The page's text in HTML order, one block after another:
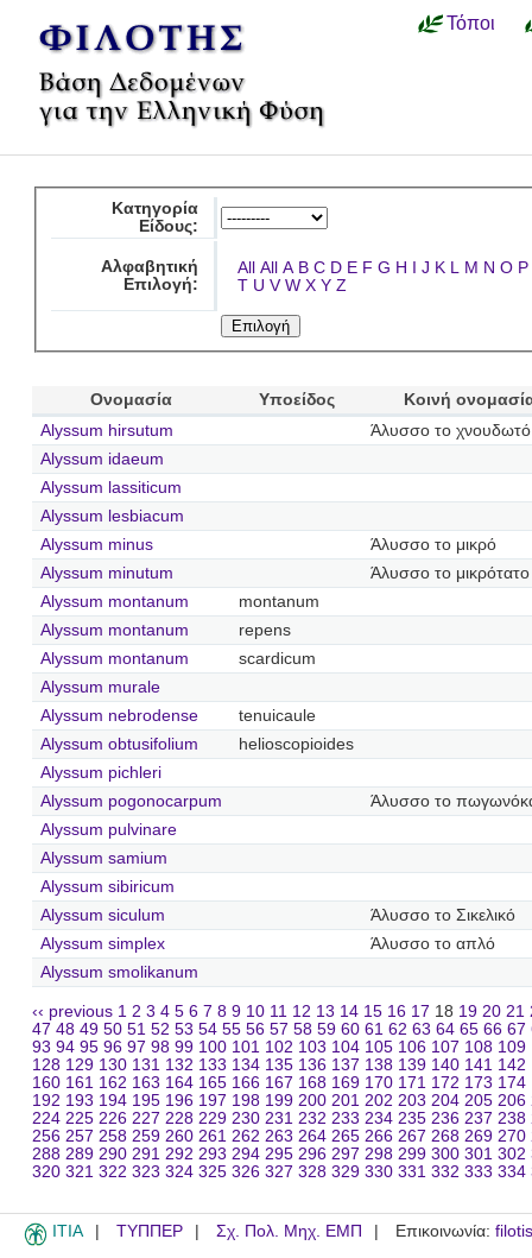
Τόποι
Κατηγορία
Είδους:
Αλφαβητική
Επιλογή:
All All A B C D E F G H I J K L M N O P
T U V W X Y Z
Ονομασία Υποείδος
Κοινή
Alyssum hirsutum
Άλυσσο το χνουδωτό
Alyssum idaeum
Alyssum lassiticum
Alyssum lesbiacum
Alyssum minus
Άλυσσο το μικρό
Alyssum minutum
Άλυσσο το μικρότατο
Alyssum montanum
montanum
Alyssum montanum
repens
Alyssum montanum
scardicum
Alyssum murale
Alyssum nebrodense
tenuicaule
Alyssum obtusifolium
helioscopioides
Alyssum pichleri
Alyssum pogonocarpum
Άλυσσο το
Alyssum pulvinare
Alyssum samium
Alyssum sibiricum
Alyssum siculum
Άλυσσο το Σικελικό
Alyssum simplex
Άλυσσο το απλό
Alyssum smolikanum
‹‹ previous 1 2 3 4 5 6 7 8 9 10 11 12 13 14 15 16 17 18 19 20 21
47 48 49 50 51 52 53 54 55 56 57 58 59 60 61 62 63 64 65 66 67
93 94 95 96 97 98 99 100 101 102 103 104 105 106 107 108 109
128 129 130 131 132 133 134 135 136 137 138 139 140 141 142
160 161 162 163 164 165 166 167 168 169 170 171 172 173 174
192 193 194 195 196 197 198 199 200 201 202 203 204 205 206
224 225 226 227 228 229 230 231 232 233 234 235 236 237 238
256 257 258 259 260 261 262 263 264 265 266 267 268 269 270
288 289 290 291 292 293 294 295 296 297 298 299 300 301 302
320 321 322 323 324 325 326 327 328 329 330 331 332 333 334
ITIA ΤΥΠΠΕΡ Σχ. Πολ. Μηχ. ΕΜΠ Επικοινωνία: